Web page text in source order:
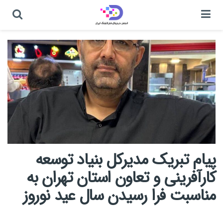
پیام تبریک مدیرکل بنیاد توسعه
کارآفرینی و تعاون استان تهران به
مناسبت فرا رسیدن سال عید نوروز